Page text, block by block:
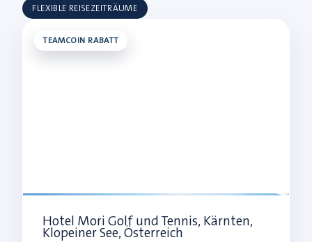
FLEXIBLE REISEZEITRÄUME
TEAMCOIN RABATT
Hotel Mori Golf und Tennis, Kärnten,
Klopeiner See, Österreich